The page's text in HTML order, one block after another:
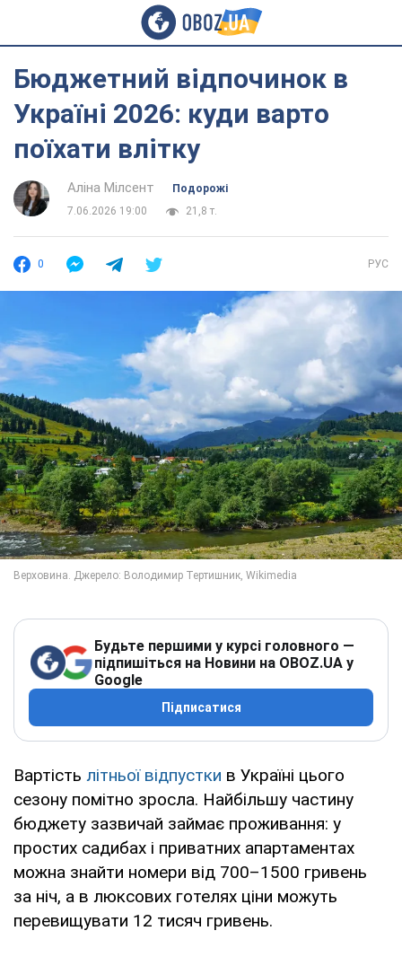
Бюджетний відпочинок в
Україні 2026: куди варто
поїхати влітку
Аліна Мілсент
Подорожі
7.06.2026 19:00
21,8 т.
0 РУС
Будьте першими у курсі головного —
підпишіться на Новини на OBOZ.UA у
Google
Підписатися
Вартість літньої відпустки в Україні цього
сезону помітно зросла. Найбільшу частину
бюджету зазвичай займає проживання: у
простих садибах і приватних апартаментах
можна знайти номери від 700–1500 гривень
за ніч, а в люксових готелях ціни можуть
перевищувати 12 тисяч гривень.